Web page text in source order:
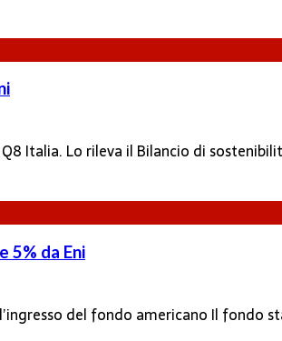
Italia. Lo rileva il Bilancio di
5% da Eni
del fondo americano Il fondo